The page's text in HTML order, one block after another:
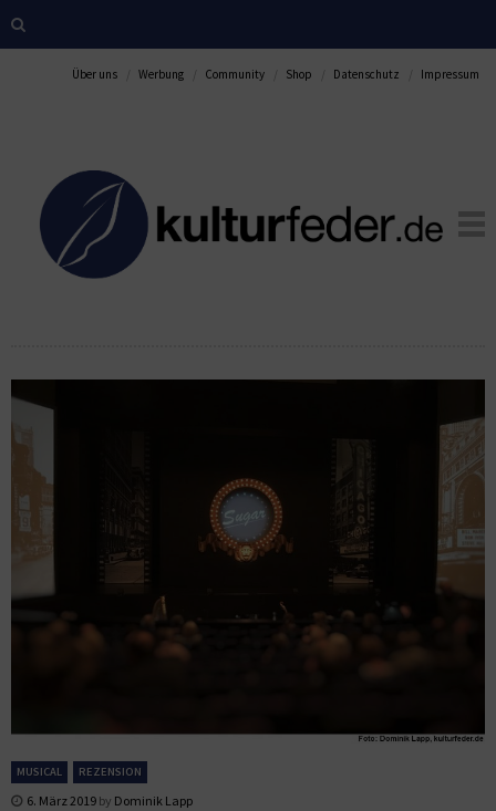
Über uns Werbung Community Shop Datenschutz Impressum
MUSICAL REZENSION
6. März 2019 by Dominik Lapp